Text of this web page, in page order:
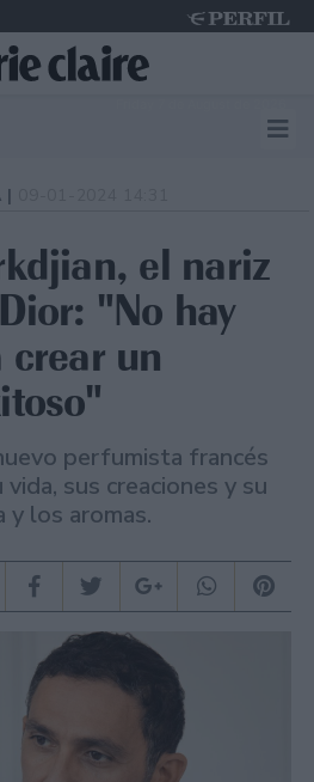
|
el nariz
"No hay
crear un
perfumista francés
sus creaciones y su
y los aromas.